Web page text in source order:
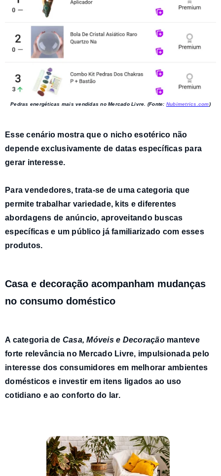
Pedras energéticas mais vendidas no Mercado Livre. (Fonte: Nubimetrics.com)
Esse cenário mostra que o nicho esotérico não
depende exclusivamente de datas específicaspara
gerar interesse.
Para vendedores, trata-se de uma categoria que
permitetrabalhar variedade, kits e diferentes
abordagens de anúncio, aproveitando buscas
específicas e um público já familiarizado com esses
produtos.
Casa e decoração acompanham mudanças
no consumo doméstico
A categoria de Casa, Móveis e Decoraçãomanteve
forte relevância no Mercado Livre, impulsionada pelo
interesse dos consumidores em melhorar ambientes
domésticos e investir em itens ligados ao uso
cotidiano e ao conforto do lar.